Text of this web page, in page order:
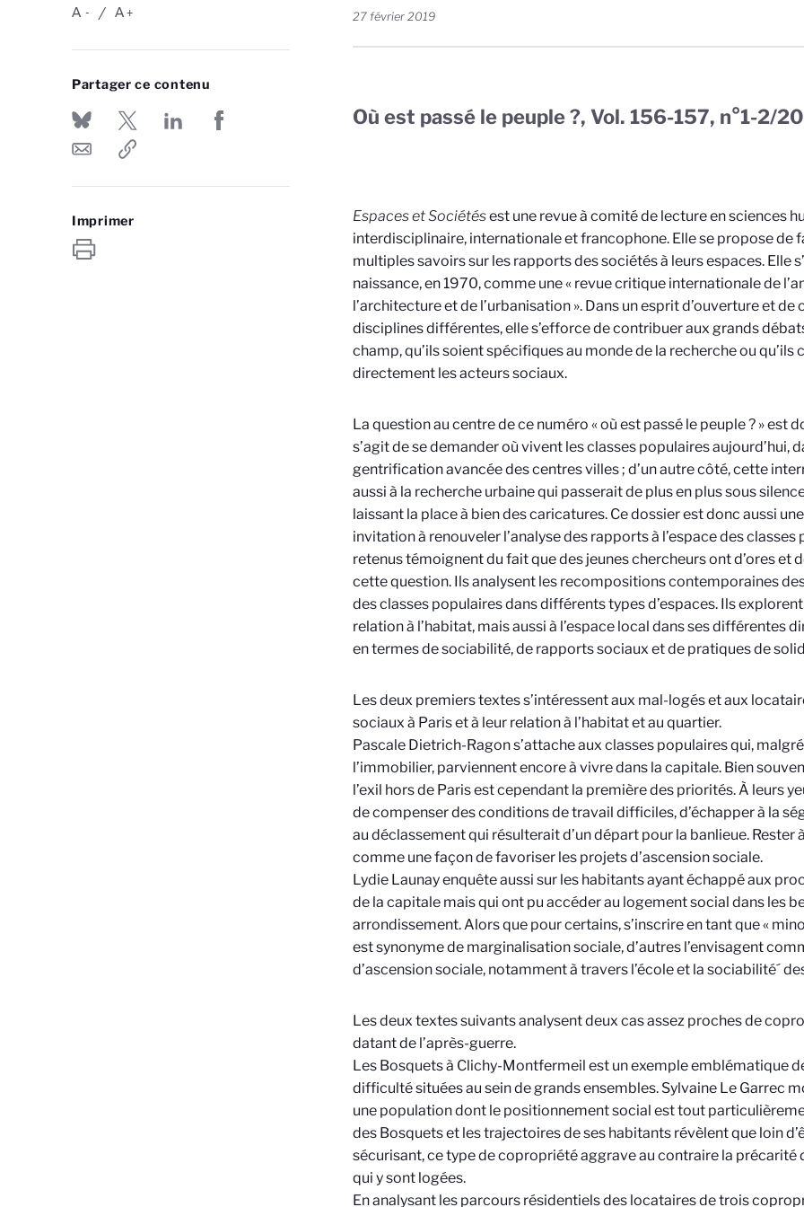
-
A +
A
Partager ce contenu
Imprimer
27 février 2019
Où est passé le peuple ?, Vol. 156-157, n°1-2/
Espaces et Sociétésest une revue à comité de lecture en sciences
interdisciplinaire, internationale et francophone. Elle se propose de
multiples savoirs sur les rapports des sociétés à leurs espaces. Elle
naissance, en 1970, comme une « revue critique internationale de
l’architecture et de l’urbanisation ». Dans un esprit d’ouverture et
disciplines différentes, elle s’efforce de contribuer aux grands
champ, qu’ils soient spécifiques au monde de la recherche ou qu’ils
directement les acteurs sociaux.
La question au centre de ce numéro « où est passé le peuple ? » est
s’agit de se demander où vivent les classes populaires aujourd’hui,
gentrification avancée des centres villes ; d’un autre côté, cette
aussi à la recherche urbaine qui passerait de plus en plus sous
laissant la place à bien des caricatures. Ce dossier est donc aussi
invitation à renouveler l’analyse des rapports à l’espace des
retenus témoignent du fait que des jeunes chercheurs ont d’ores et
cette question. Ils analysent les recompositions contemporaines
des classes populaires dans différents types d’espaces. Ils
relation à l’habitat, mais aussi à l’espace local dans ses différentes
en termes de sociabilité, de rapports sociaux et de pratiques de
Les deux premiers textes s’intéressent aux mal-logés et aux
sociaux à Paris et à leur relation à l’habitat et au quartier.
Pascale Dietrich-Ragon s’attache aux classes populaires qui,
l’immobilier, parviennent encore à vivre dans la capitale. Bien
l’exil hors de Paris est cependant la première des priorités. À leurs
de compenser des conditions de travail difficiles, d’échapper à la
au déclassement qui résulterait d’un départ pour la banlieue. Rester
comme une façon de favoriser les projets d’ascension sociale.
Lydie Launay enquête aussi sur les habitants ayant échappé aux
de la capitale mais qui ont pu accéder au logement social dans les
arrondissement. Alors que pour certains, s’inscrire en tant que «
est synonyme de marginalisation sociale, d’autres l’envisagent
d’ascension sociale, notamment à travers l’école et la sociabilité´
Les deux textes suivants analysent deux cas assez proches de
datant de l’après-guerre.
Les Bosquets à Clichy-Montfermeil est un exemple emblématique
difficulté situées au sein de grands ensembles. Sylvaine Le Garrec
une population dont le positionnement social est tout
des Bosquets et les trajectoires de ses habitants révèlent que loin
sécurisant, ce type de copropriété aggrave au contraire la précarité
qui y sont logées.
En analysant les parcours résidentiels des locataires de trois